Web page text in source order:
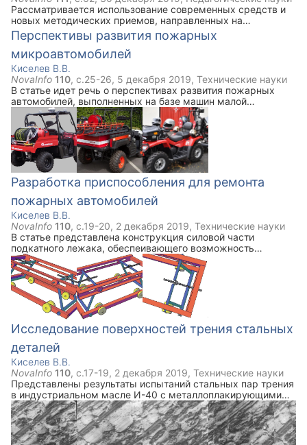
Рассматривается использование современных средств и
новых методических приемов, направленных на
повышение качества образования. Прежде всего внимание
уделено интерактивным формам проведения занятий.
Перспективы развития пожарных
микроавтомобилей
Киселев В.В.
NovaInfo 110, с.25-26, 5 декабря 2019, Технические науки
В статье идет речь о перспективах развития пожарных
автомобилей, выполненных на базе машин малой
грузоподъемности и квадроциклов. Приводятся доводу в
пользу использования такого рода техники. Приведены
образцы пожарных микроавтомобилей зарубежного
производства и их технические характеристики.
Разработка приспособления для ремонта
пожарных автомобилей
Киселев В.В.
NovaInfo 110, с.19-20, 2 декабря 2019, Технические науки
В статье представлена конструкция силовой части
подкатного лежака, обеспеивающего возможность
регулирования высоты подъема относительно пола. Данная
опция позволит облегчить условия труда автослесарей и
снизить вероятность травматизма.
Исследование поверхностей трения стальных
деталей
Киселев В.В.
NovaInfo 110, с.17-19, 2 декабря 2019, Технические науки
Представлены результаты испытаний стальных пар трения
в индустриальном масле И-40 с металлоплакирующими
присадками. В статье представлены фотографии
поверхностей трения выполненные на электронном
микроскопе. Описаны режимы трения, в условиях которых
проводились испытания.